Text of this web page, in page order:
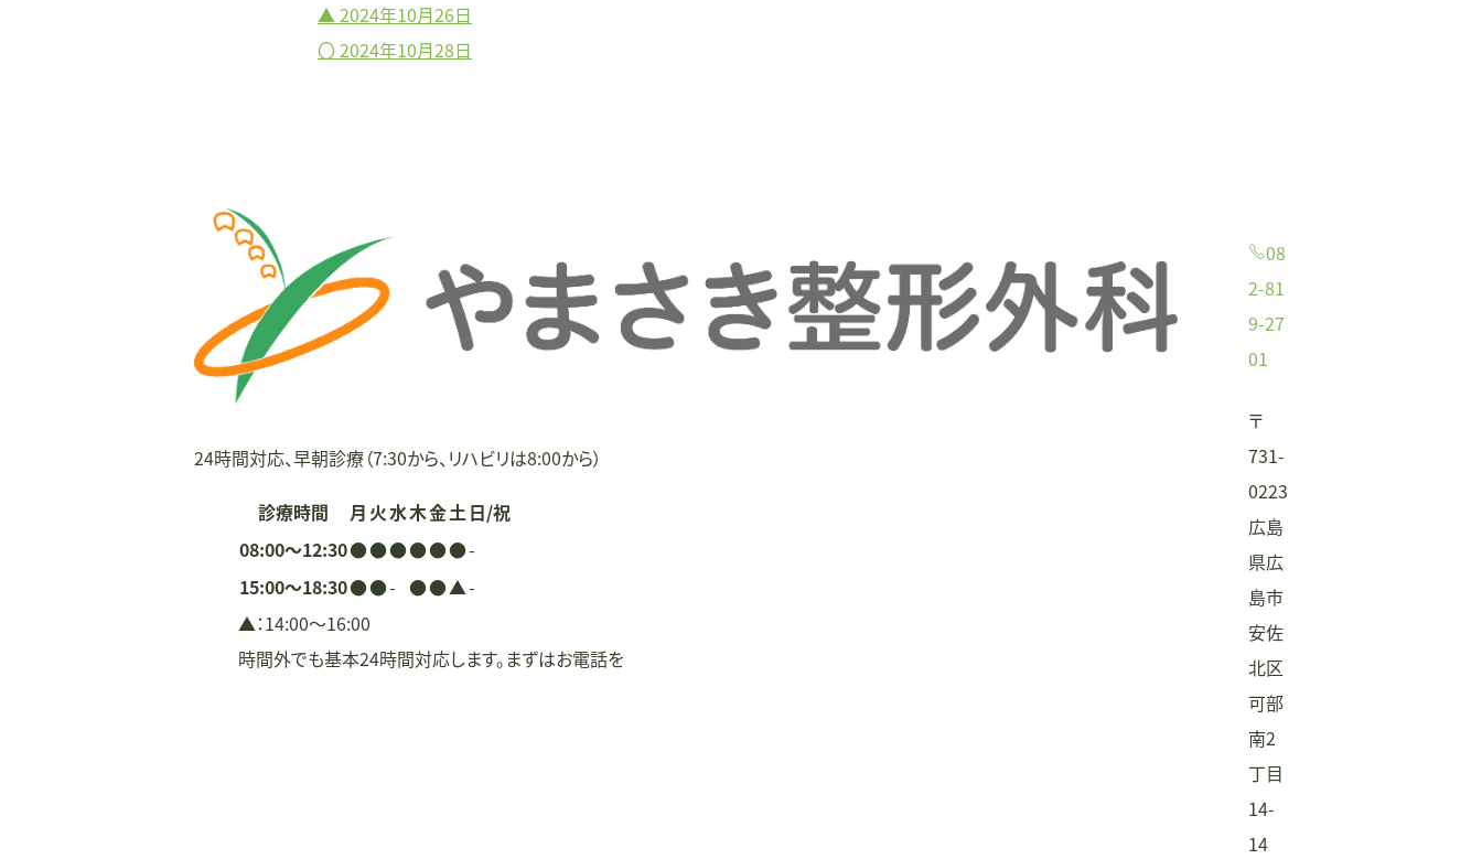
投
ー
シ
ン
▲2024年10月26日
〇2024年10月28日
24時間対応、早朝診療（7:30から、リハビリは8:00から）
診療時間 月 火水木金土日/祝
08:00〜12:30●●●●●●-
15:00〜18:30●●- ●●▲-
▲：14:00〜16:00
時間外でも基本24時間対応します。まずはお電話を
08
2-81
9-27
01
〒
731-
0223
広島
県広
島市
安佐
北区
可部
南2
丁目
14-
14